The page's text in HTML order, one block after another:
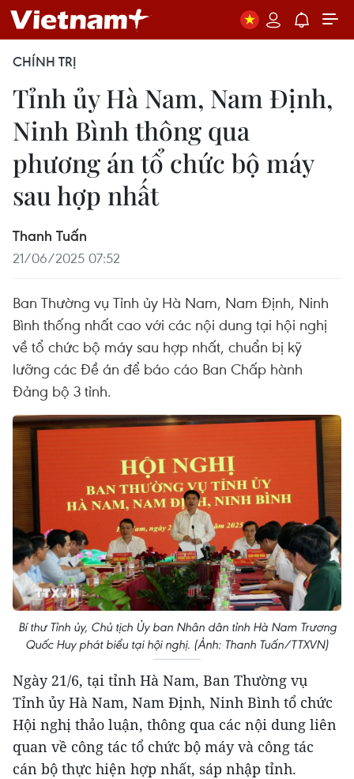
CHÍNH TRỊ
Tỉnh ủy Hà Nam, Nam Định,
Ninh Bình thông qua
phương án tổ chức bộ máy
sau hợp nhất
Thanh Tuấn
21/06/2025 07:52
Ban Thường vụ Tỉnh ủy Hà Nam, Nam Định, Ninh
Bình thống nhất cao với các nội dung tại hội nghị
về tổ chức bộ máy sau hợp nhất, chuẩn bị kỹ
lưỡng các Đề án để báo cáo Ban Chấp hành
Đảng bộ 3 tỉnh.
Bí thư Tỉnh ủy, Chủ tịch Ủy ban Nhân dân tỉnh Hà Nam Trương
Quốc Huy phát biểu tại hội nghị. (Ảnh: Thanh Tuấn/TTXVN)
Ngày 21/6, tại tỉnh Hà Nam, Ban Thường vụ
Tỉnh ủy Hà Nam, Nam Định, Ninh Bình tổ chức
Hội nghị thảo luận, thông qua các nội dung liên
quan về công tác tổ chức bộ máy và công tác
cán bộ thực hiện hợp nhất, sáp nhập tỉnh.